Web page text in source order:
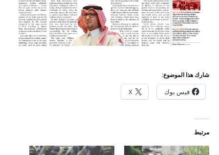
شارك هذا الموضوع:
فيس بوك X
مرتبط